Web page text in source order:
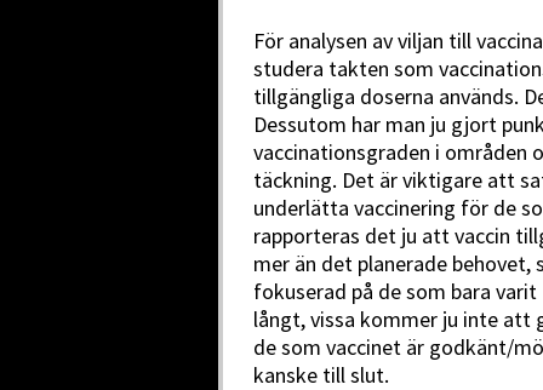
För analysen av viljan till
studera takten som
tillgängliga doserna används.
Dessutom har man ju gjort
vaccinationsgraden i områden
täckning. Det är viktigare att
underlätta vaccinering för de
rapporteras det ju att vaccin
mer än det planerade behovet,
fokuserad på de som bara
långt, vissa kommer ju inte att
de som vaccinet är godkänt/
kanske till slut.